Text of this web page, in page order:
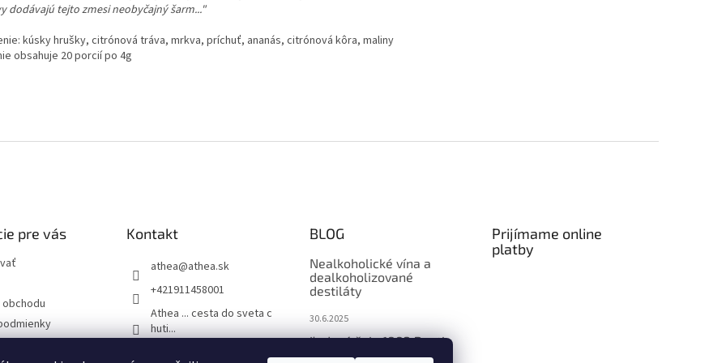
dodávajú tejto zmesi neobyčajný šarm..."
kúsky hrušky, citrónová tráva, mrkva, príchuť, ananás, citrónová kôra, maliny
obsahuje 20 porcií po 4g
pre vás Kontakt
athea@athea.sk
+421911458001
Athea ... cesta do sveta c
huti...
BLOG
Nealkoholické vína a
dealkoholizované
destiláty
30.6.2025
Ľadové čaje 1883 Routin
Prijímame online
platby